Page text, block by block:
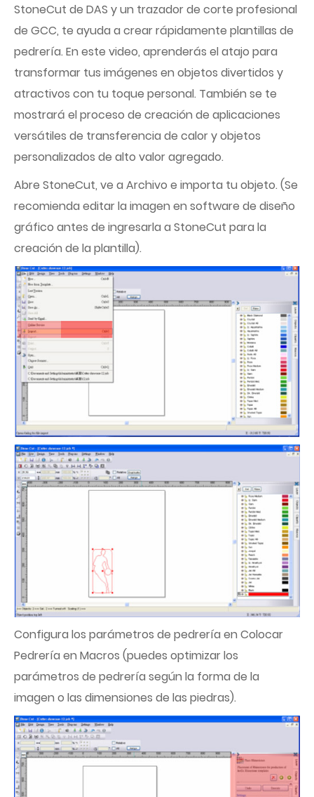
StoneCut de DAS y un trazador de corte profesional
de GCC, te ayuda a crear rápidamente plantillas de
pedrería. En este video, aprenderás el atajo para
transformar tus imágenes en objetos divertidos y
atractivos con tu toque personal. También se te
mostrará el proceso de creación de aplicaciones
versátiles de transferencia de calor y objetos
personalizados de alto valor agregado.
Abre StoneCut, ve a Archivo e importa tu objeto. (Se
recomienda editar la imagen en software de diseño
gráfico antes de ingresarla a StoneCut para la
creación de la plantilla).
Configura los parámetros de pedrería en Colocar
Pedrería en Macros (puedes optimizar los
parámetros de pedrería según la forma de la
imagen o las dimensiones de las piedras).